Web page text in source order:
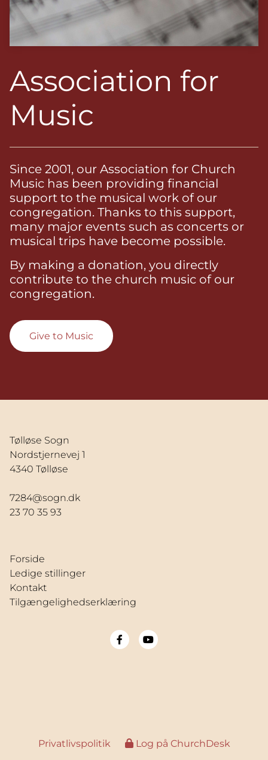
Association for
Music
Since 2001, our Association for Church
Music has been providing financial
support to the musical work of our
congregation. Thanks to this support,
many major events such as concerts or
musical trips have become possible.
By making a donation, you directly
contribute to the church music of our
congregation.
Give to Music
Tølløse Sogn
Nordstjernevej 1
4340 Tølløse
7284@sogn.dk
23 70 35 93
Forside
Ledige stillinger
Kontakt
Tilgængelighedserklæring
Privatlivspolitik Log på ChurchDesk